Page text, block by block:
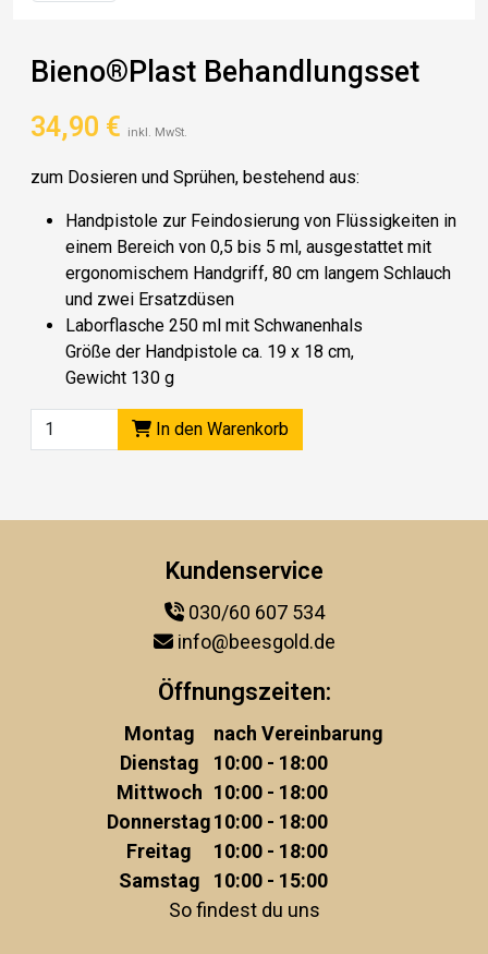
Bieno®Plast Behandlungsset
34,90 € inkl. MwSt.
zum Dosieren und Sprühen, bestehend aus:
Handpistole zur Feindosierung von Flüssigkeiten in
einem Bereich von 0,5 bis 5 ml, ausgestattet mit
ergonomischem Handgriff, 80 cm langem Schlauch
und zwei Ersatzdüsen
Laborflasche 250 ml mit Schwanenhals
Größe der Handpistole ca. 19 x 18 cm,
Gewicht 130 g
In den Warenkorb
Kundenservice
030/60 607 534
info@beesgold.de
Öffnungszeiten:
Montag
nach Vereinbarung
Dienstag
10:00 - 18:00
Mittwoch 10:00 - 18:00
Donnerstag10:00 - 18:00
Freitag
10:00 - 18:00
Samstag
10:00 - 15:00
So findest du uns